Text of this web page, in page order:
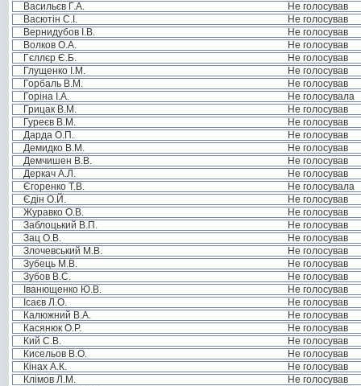
Васильєв Г.А.
Не голосував
Васютін С.І.
Не голосував
Вернидубов І.В.
Не голосував
Волков О.А.
Не голосував
Гєллєр Є.Б.
Не голосував
Глущенко І.М.
Не голосував
Горбаль В.М.
Не голосував
Горіна І.А.
Не голосувала
Грицак В.М.
Не голосував
Гуреєв В.М.
Не голосував
Дарда О.П.
Не голосував
Демидко В.М.
Не голосував
Демчишен В.В.
Не голосував
Деркач А.Л.
Не голосував
Єгоренко Т.В.
Не голосувала
Єдін О.Й.
Не голосував
Журавко О.В.
Не голосував
Заблоцький В.П.
Не голосував
Зац О.В.
Не голосував
Злочевський М.В.
Не голосував
Зубець М.В.
Не голосував
Зубов В.С.
Не голосував
Іванющенко Ю.В.
Не голосував
Ісаєв Л.О.
Не голосував
Калюжний В.А.
Не голосував
Касянюк О.Р.
Не голосував
Кий С.В.
Не голосував
Кисельов В.О.
Не голосував
Кінах А.К.
Не голосував
Клімов Л.М.
Не голосував